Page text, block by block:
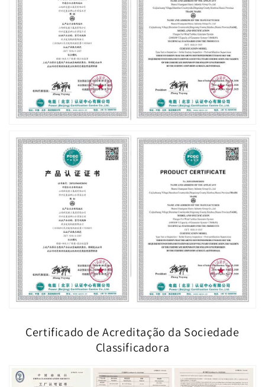
Certificado de Acreditação da Sociedade
Classificadora